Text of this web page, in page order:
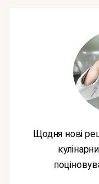
Щодня нові рецепти від домашніх господинь,